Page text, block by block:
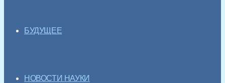
БУДУЩЕЕ
НОВОСТИ НАУКИ